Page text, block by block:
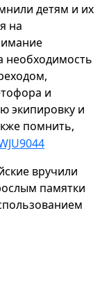
детям и их
на
необходимость
и
экипировку и
помнить,
вручили
памятки